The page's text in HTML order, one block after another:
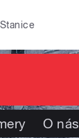
Stanice
O nás